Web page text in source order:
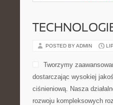
POSTED BY ADMIN
Tworzymy
dostarczając wysokiej
ciśnieniową. Nasza
rozwoju kompleksowych